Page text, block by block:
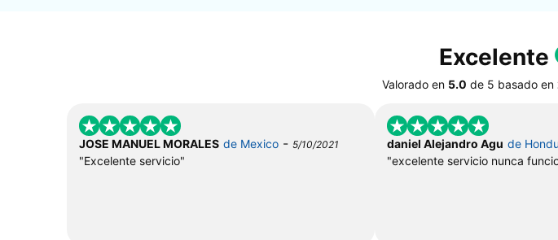
Excelente
Valorado en 5.0 de 5 basado en
JOSE MANUEL MORALES de Mexico - 5/10/2021
"Excelente servicio"
daniel Alejandro Agu de
"excelente servicio nunca